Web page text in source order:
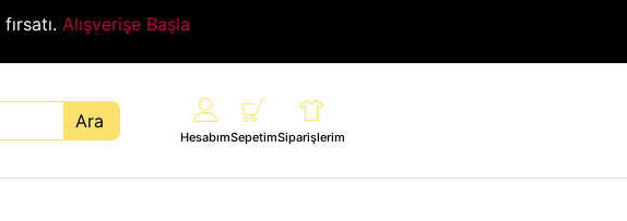
fırsatı. Alışverişe Başla
Ara
HesabımSepetimSiparişlerim